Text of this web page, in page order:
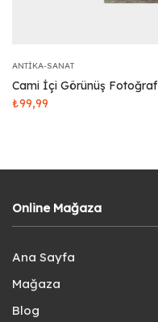
ANTIKA-SANAT
Cami İçi Görünüş Fotoğraf
₺99,99
Online Mağaza
Ana Sayfa
Mağaza
Blog